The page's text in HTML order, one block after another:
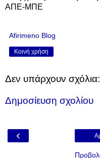
ΑΠΕ-ΜΠΕ
Afirimeno Blog
Κοινή χρήση
Δεν υπάρχουν σχόλια:
Δημοσίευση σχολίου
‹